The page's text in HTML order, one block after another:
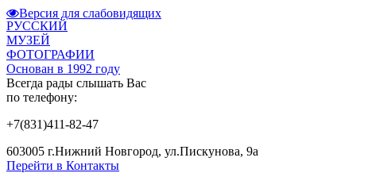
Версия для слабовидящих
РУССКИЙ
МУЗЕЙ
ФОТОГРАФИИ
Основан в 1992 году
Всегда рады слышать Вас
по телефону:
+7(831)411-82-47
603005 г.Нижний Новгород, ул.Пискунова, 9а
Перейти в Контакты